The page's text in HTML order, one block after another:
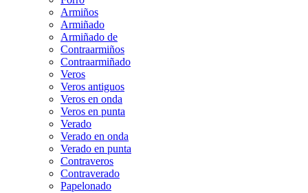
Armiños
Armiñado
Armiñado de
Contraarmiños
Contraarmiñado
Veros
Veros antiguos
Veros en onda
Veros en punta
Verado
Verado en onda
Verado en punta
Contraveros
Contraverado
Papelonado